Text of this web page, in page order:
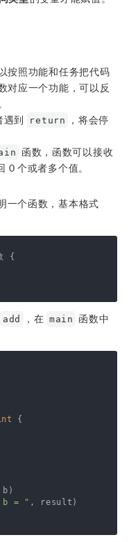
按照功能和任务把代码
对应一个功能，可以反
遇到 return
，将会停
函数，函数可以接收
0 个或者多个值。
一个函数，基本格式
{
add ，在 main
函数中
{
b = " , result)